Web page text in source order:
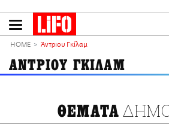
το
ΕΙΔΗΣΕΙΣ
CULTURE
PODCASTS
HOME Άντριου Γκίλαμ
ΑΝΤΡΙΟΥ ΓΚΙΛΑΜ
ΘΕΜΑΤΑ